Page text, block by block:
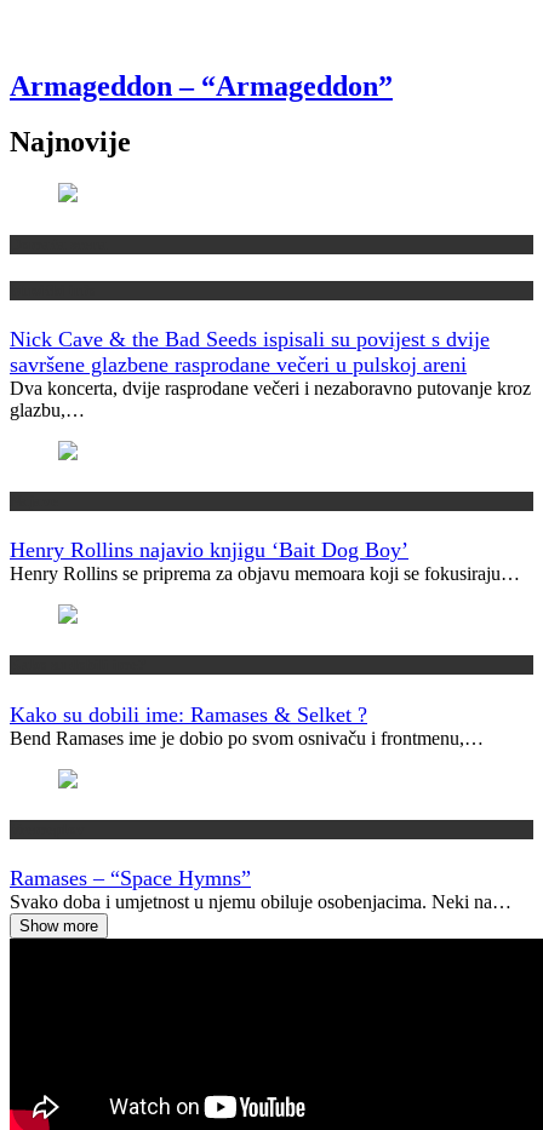
Armageddon – “Armageddon”
Najnovije
Nick Cave & the Bad Seeds ispisali su povijest s dvije
savršene glazbene rasprodane večeri u pulskoj areni
Dva koncerta, dvije rasprodane večeri i nezaboravno putovanje kroz
glazbu,…
Henry Rollins najavio knjigu ‘Bait Dog Boy’
Henry Rollins se priprema za objavu memoara koji se fokusiraju…
Kako su dobili ime: Ramases & Selket ?
Bend Ramases ime je dobio po svom osnivaču i frontmenu,…
Ramases – “Space Hymns”
Svako doba i umjetnost u njemu obiluje osobenjacima. Neki na…
Show more